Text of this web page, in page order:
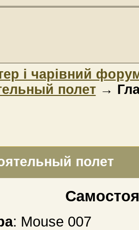
і чарівний
полет→
полет
: Mouse 007